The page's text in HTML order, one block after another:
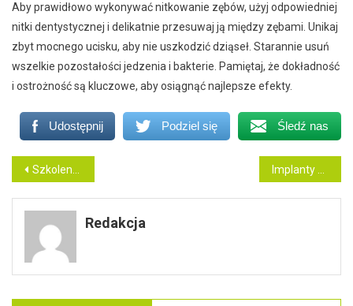
Aby prawidłowo wykonywać nitkowanie zębów, użyj odpowiedniej
nitki dentystycznej i delikatnie przesuwaj ją między zębami. Unikaj
zbyt mocnego ucisku, aby nie uszkodzić dziąseł. Starannie usuń
wszelkie pozostałości jedzenia i bakterie. Pamiętaj, że dokładność
i ostrożność są kluczowe, aby osiągnąć najlepsze efekty.
Udostępnij Podziel się Śledź nas
Nawigacja
wpisu
Szkolenia i certyfikacje w dziedzinie uprawnień elektroenergetycznych SEP G1: Jak przygotować się do egzaminu?
Redakcja